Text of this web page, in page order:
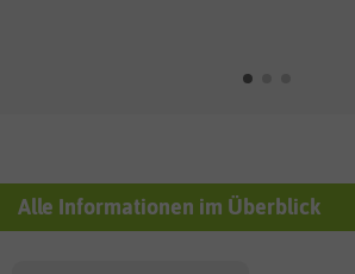
Alle Informationen im Überblick